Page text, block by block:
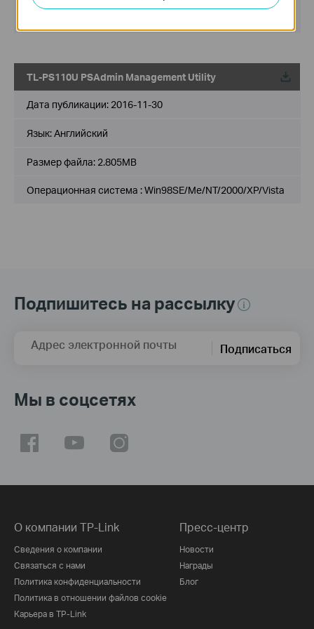
Операционная система : Windows 2000/XP/XP
TL-PS110U PSAdmin Management Utility
Дата публикации: 2016-11-30
Язык:Английский
Размер файла: 2.805MB
Операционная система : Win98SE/Me/NT/2000/XP/Vista
Подпишитесь на рассылку
Адрес электронной почты Подписаться
Мы в соцсетях
О компании TP-Link
Сведения о компании
Связаться с нами
Политика конфиденциальности
Политика в отношении файлов cookie
Карьера в TP-Link
Пресс-центр
Новости
Награды
Блог